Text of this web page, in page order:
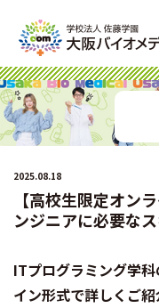
2025.08.18
【高校生限定オン
ンジニアに必要な
ITプログラミング学
イン形式で詳しくご紹